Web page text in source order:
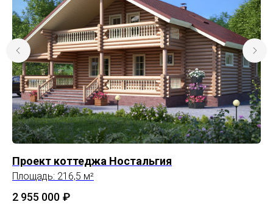
Проект коттеджа Ностальгия
Площадь: 216,5 м²
2 955 000 ₽